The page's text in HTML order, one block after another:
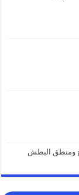
بـ”الوصاية
ومنطق البطش